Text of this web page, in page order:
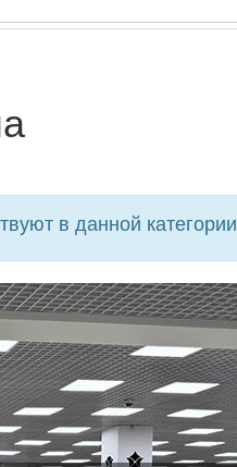
в данной категории